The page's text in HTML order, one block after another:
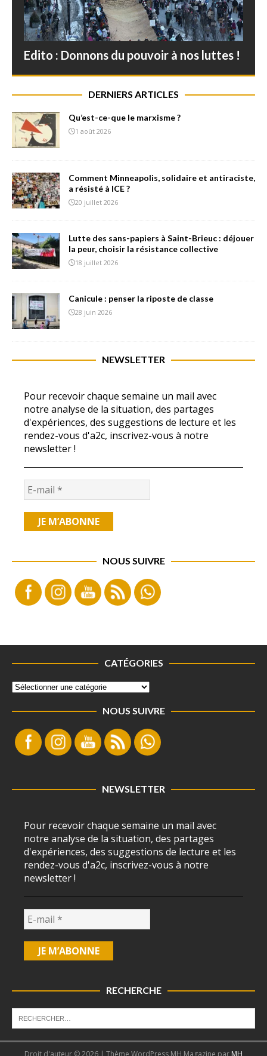
Edito : Donnons du pouvoir à nos luttes !
DERNIERS ARTICLES
Qu’est-ce-que le marxisme ?
1 août 2026
Comment Minneapolis, solidaire et antiraciste,
a résisté à ICE ?
20 juillet 2026
Lutte des sans-papiers à Saint-Brieuc : déjouer
la peur, choisir la résistance collective
18 juillet 2026
Canicule : penser la riposte de classe
28 juin 2026
NEWSLETTER
Pour recevoir chaque semaine un mail avec
notre analyse de la situation, des partages
d'expériences, des suggestions de lecture et les
rendez-vous d'a2c, inscrivez-vous à notre
newsletter !
NOUS SUIVRE
CATÉGORIES
NOUS SUIVRE
NEWSLETTER
Pour recevoir chaque semaine un mail avec
notre analyse de la situation, des partages
d'expériences, des suggestions de lecture et les
rendez-vous d'a2c, inscrivez-vous à notre
newsletter !
RECHERCHE
Droit d'auteur © 2026 | Thème WordPress MH Magazine par MH